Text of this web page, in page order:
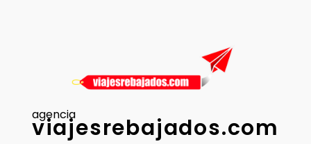
agencia
viajesrebajados.com